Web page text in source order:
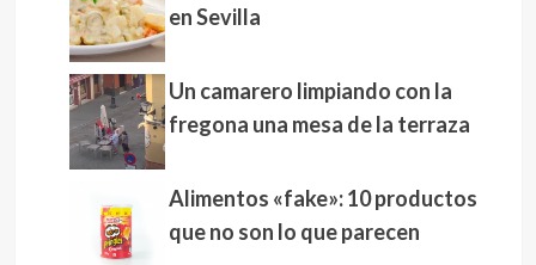
en Sevilla
Un camarero limpiando con la
fregona una mesa de la terraza
Alimentos «fake»: 10 productos
que no son lo que parecen